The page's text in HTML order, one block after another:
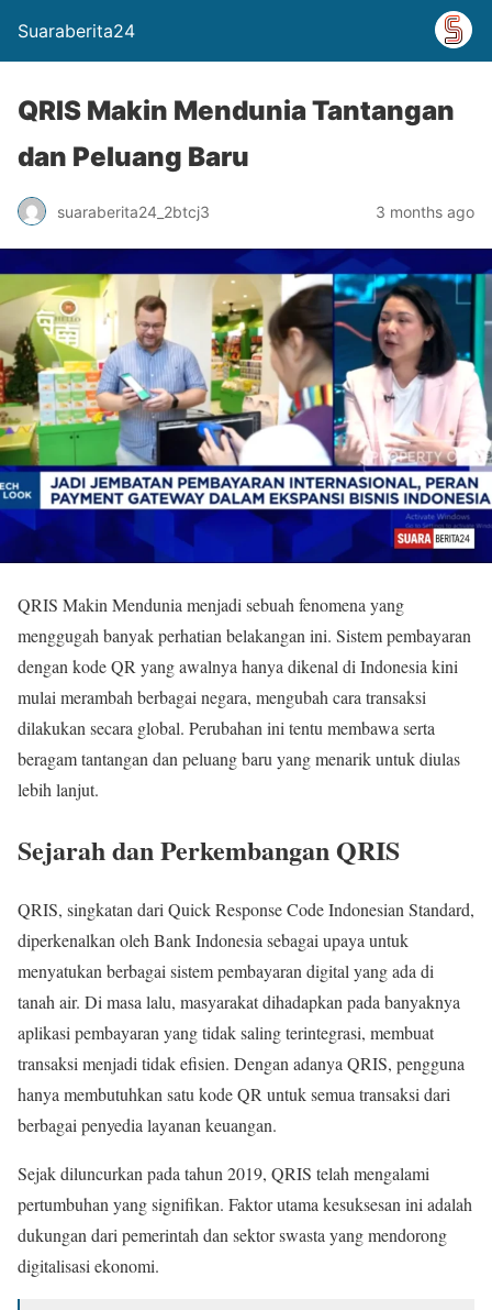
Suaraberita24
QRIS Makin Mendunia Tantangan
dan Peluang Baru
suaraberita24_2btcj3 3 months ago
QRIS Makin Mendunia menjadi sebuah fenomena yang
menggugah banyak perhatian belakangan ini. Sistem pembayaran
dengan kode QR yang awalnya hanya dikenal di Indonesia kini
mulai merambah berbagai negara, mengubah cara transaksi
dilakukan secara global. Perubahan ini tentu membawa serta
beragam tantangan dan peluang baru yang menarik untuk diulas
lebih lanjut.
Sejarah dan Perkembangan QRIS
QRIS, singkatan dari Quick Response Code Indonesian Standard,
diperkenalkan oleh Bank Indonesia sebagai upaya untuk
menyatukan berbagai sistem pembayaran digital yang ada di
tanah air. Di masa lalu, masyarakat dihadapkan pada banyaknya
aplikasi pembayaran yang tidak saling terintegrasi, membuat
transaksi menjadi tidak efisien. Dengan adanya QRIS, pengguna
hanya membutuhkan satu kode QR untuk semua transaksi dari
berbagai penyedia layanan keuangan.
Sejak diluncurkan pada tahun 2019, QRIS telah mengalami
pertumbuhan yang signifikan. Faktor utama kesuksesan ini adalah
dukungan dari pemerintah dan sektor swasta yang mendorong
digitalisasi ekonomi.